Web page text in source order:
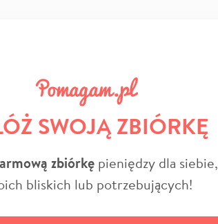
SWOJĄ ZBIÓRKĘ
zbiórkępieniędzy dla siebie,
bliskich lub potrzebujących!